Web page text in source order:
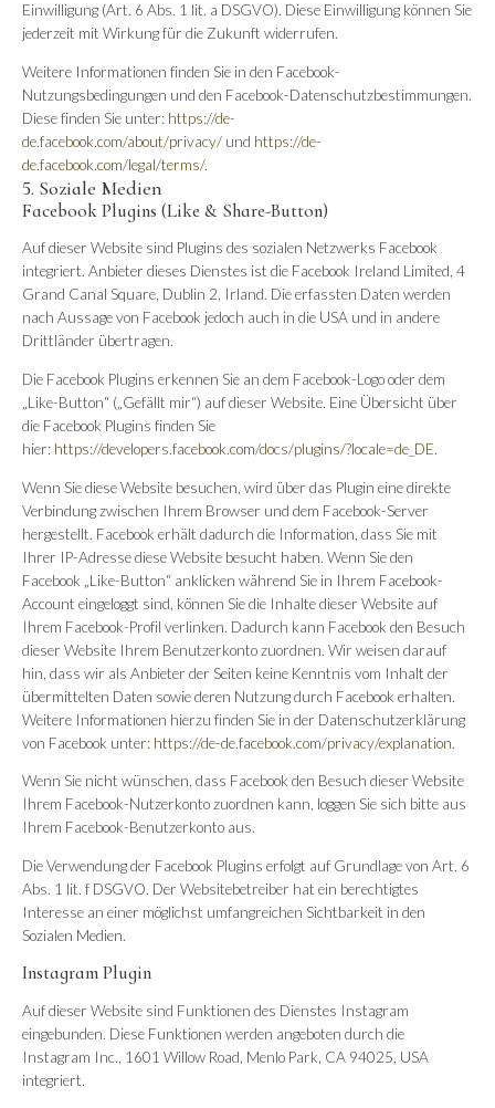
Einwilligung (Art. 6 Abs. 1 lit. a DSGVO). Diese Einwilligung können Sie
jederzeit mit Wirkung für die Zukunft widerrufen.
Weitere Informationen finden Sie in den Facebook-
Nutzungsbedingungen und den Facebook-Datenschutzbestimmungen.
Diese finden Sie unter: https://de-
de.facebook.com/about/privacy/ und https://de-
de.facebook.com/legal/terms/.
5. Soziale Medien
Facebook Plugins (Like & Share-Button)
Auf dieser Website sind Plugins des sozialen Netzwerks Facebook
integriert. Anbieter dieses Dienstes ist die Facebook Ireland Limited, 4
Grand Canal Square, Dublin 2, Irland. Die erfassten Daten werden
nach Aussage von Facebook jedoch auch in die USA und in andere
Drittländer übertragen.
Die Facebook Plugins erkennen Sie an dem Facebook-Logo oder dem
„Like-Button“ („Gefällt mir“) auf dieser Website. Eine Übersicht über
die Facebook Plugins finden Sie
hier: https://developers.facebook.com/docs/plugins/?locale=de_DE.
Wenn Sie diese Website besuchen, wird über das Plugin eine direkte
Verbindung zwischen Ihrem Browser und dem Facebook-Server
hergestellt. Facebook erhält dadurch die Information, dass Sie mit
Ihrer IP-Adresse diese Website besucht haben. Wenn Sie den
Facebook „Like-Button“ anklicken während Sie in Ihrem Facebook-
Account eingeloggt sind, können Sie die Inhalte dieser Website auf
Ihrem Facebook-Profil verlinken. Dadurch kann Facebook den Besuch
dieser Website Ihrem Benutzerkonto zuordnen. Wir weisen darauf
hin, dass wir als Anbieter der Seiten keine Kenntnis vom Inhalt der
übermittelten Daten sowie deren Nutzung durch Facebook erhalten.
Weitere Informationen hierzu finden Sie in der Datenschutzerklärung
von Facebook unter: https://de-de.facebook.com/privacy/explanation.
Wenn Sie nicht wünschen, dass Facebook den Besuch dieser Website
Ihrem Facebook-Nutzerkonto zuordnen kann, loggen Sie sich bitte aus
Ihrem Facebook-Benutzerkonto aus.
Die Verwendung der Facebook Plugins erfolgt auf Grundlage von Art. 6
Abs. 1 lit. f DSGVO. Der Websitebetreiber hat ein berechtigtes
Interesse an einer möglichst umfangreichen Sichtbarkeit in den
Sozialen Medien.
Instagram Plugin
Auf dieser Website sind Funktionen des Dienstes Instagram
eingebunden. Diese Funktionen werden angeboten durch die
Instagram Inc., 1601 Willow Road, Menlo Park, CA 94025, USA
integriert.